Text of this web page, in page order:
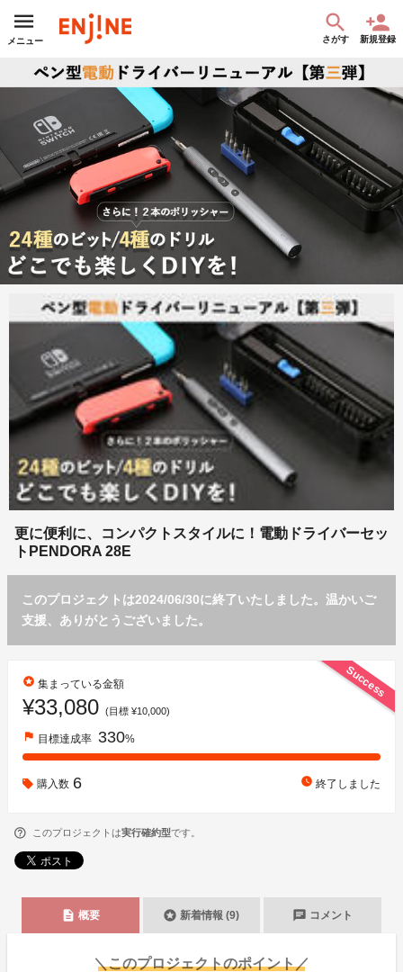
メニュー さがす 新規登録
更に便利に、コンパクトスタイルに！電動ドライバーセッ
トPENDORA 28E
このプロジェクトは2024/06/30に終了いたしました。温かいご
支援、ありがとうございました。
Success
stars 集まっている金額
¥33,080 (目標 ¥10,000)
flag 目標達成率 330%
購入数 6 watch_later 終了しました
このプロジェクトは実行確約型です。
description 概要 stars 新着情報 (9) chat コメント
＼このプロジェクトのポイント／